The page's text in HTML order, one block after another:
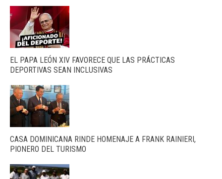
EL PAPA LEÓN XIV FAVORECE QUE LAS PRÁCTICAS
DEPORTIVAS SEAN INCLUSIVAS
CASA DOMINICANA RINDE HOMENAJE A FRANK RAINIERI,
PIONERO DEL TURISMO